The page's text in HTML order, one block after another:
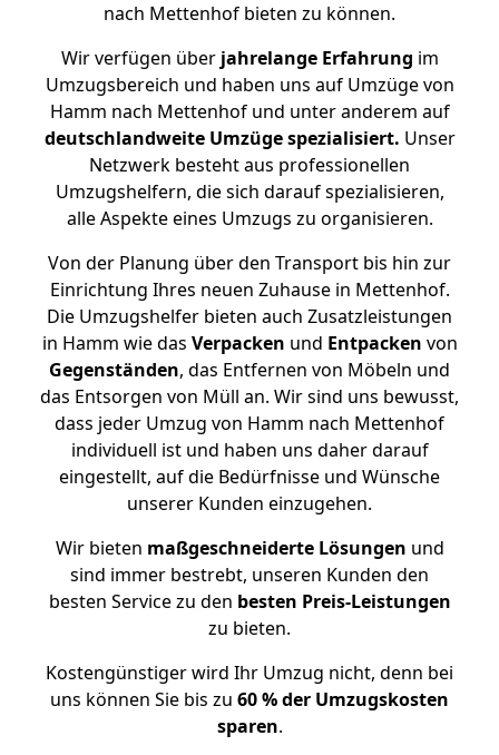
nach Mettenhof bieten zu können.
Wir verfügen überjahrelange Erfahrung im
Umzugsbereich und haben uns auf Umzüge von
Hamm nach Mettenhof und unter anderem auf
deutschlandweite Umzüge spezialisiert. Unser
Netzwerk besteht aus professionellen
Umzugshelfern, die sich darauf spezialisieren,
alle Aspekte eines Umzugs zu organisieren.
Von der Planung über den Transport bis hin zur
Einrichtung Ihres neuen Zuhause in Mettenhof.
Die Umzugshelfer bieten auch Zusatzleistungen
in Hamm wie das Verpacken und Entpacken von
Gegenständen, das Entfernen von Möbeln und
das Entsorgen von Müll an. Wir sind uns bewusst,
dass jeder Umzug von Hamm nach Mettenhof
individuell ist und haben uns daher darauf
eingestellt, auf die Bedürfnisse und Wünsche
unserer Kunden einzugehen.
Wir bieten maßgeschneiderte Lösungen und
sind immer bestrebt, unseren Kunden den
besten Service zu den besten Preis-Leistungen
zu bieten.
Kostengünstiger wird Ihr Umzug nicht, denn bei
uns können Sie bis zu 60 % der Umzugskosten
sparen.